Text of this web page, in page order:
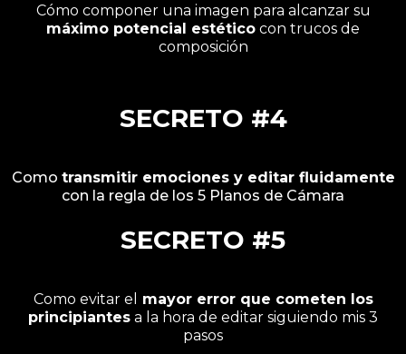
Cómo componer una imagen para alcanzar su
máximo potencial estético con trucos de
composición
SECRETO #4
Como transmitir emociones y editar fluidamente
con la regla de los 5 Planos de Cámara
SECRETO #5
Como evitar el
mayor error que cometen los
principiantes a la hora de editar siguiendo mis 3
pasos